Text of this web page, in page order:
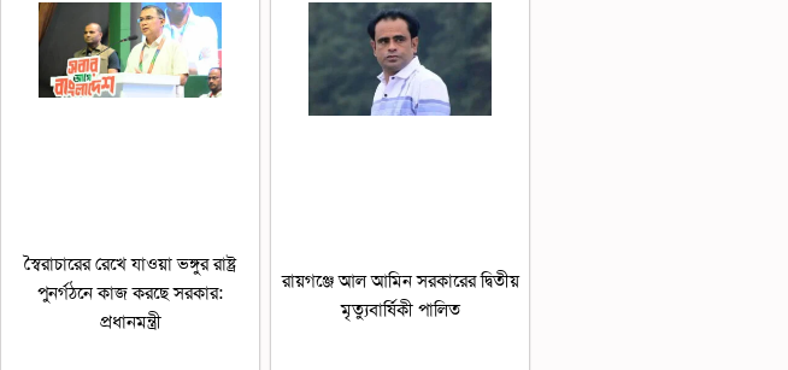
স্বৈরাচারের রেখে যাওয়া ভঙ্গুর রাষ্ট্র
পুনর্গঠনে কাজ করছে সরকার:
প্রধানমন্ত্রী
রায়গঞ্জে আল আমিন সরকারের দ্বিতীয়
মৃত্যুবার্ষিকী পালিত